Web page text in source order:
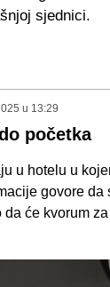
sjednici.
u 13:29
početka
u hotelu u
govore da
da će kvorum